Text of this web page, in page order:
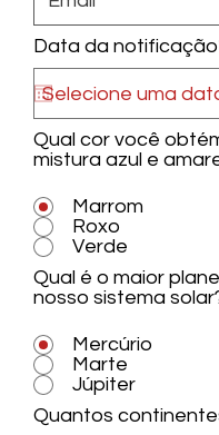
Data da
Qual cor você
mistura azul e
Marrom
Roxo
Verde
Qual é o maior
nosso sistema
Mercúrio
Marte
Júpiter
Quantos